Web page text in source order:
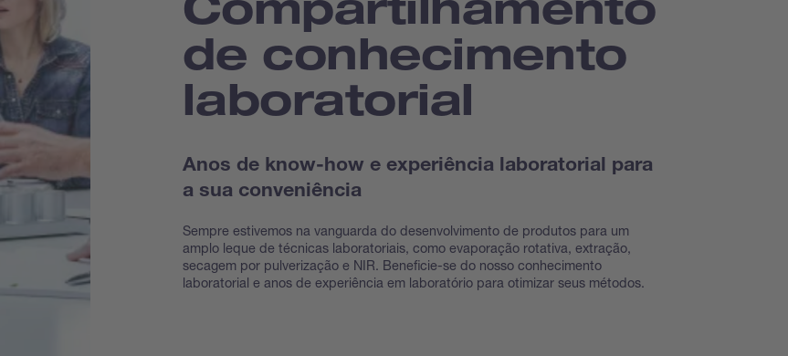
de conhecimento
laboratorial
Anos de know-how e experiência laboratorial para
a sua conveniência
Sempre estivemos na vanguarda do desenvolvimento de produtos para um
amplo leque de técnicas laboratoriais, como evaporação rotativa, extração,
secagem por pulverização e NIR. Beneficie-se do nosso conhecimento
laboratorial e anos de experiência em laboratório para otimizar seus métodos.